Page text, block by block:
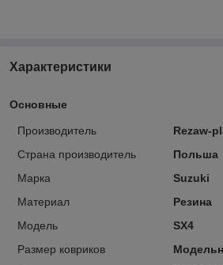
Характеристики
Основные
Производитель
Rezaw-
Страна производитель
Польша
Марка
Suzuki
Материал
Резина
Модель
SX4
Размер ковриков